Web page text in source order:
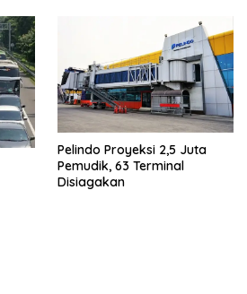
Pelindo Proyeksi 2,5 Juta
Pemudik, 63 Terminal
Disiagakan